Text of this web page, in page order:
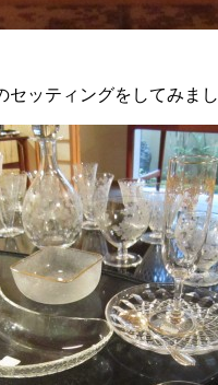
ッティングをしてみまし